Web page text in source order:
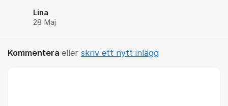
Lina
28 Maj
Kommentera eller skriv ett nytt inlägg